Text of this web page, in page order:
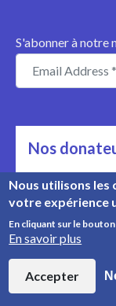
S'abonner à notre
Nos
Ils nous
Rencontrez
© Copyright
Nous utilisons les
votre expérience
En cliquant sur le
En savoir plus
Accepter